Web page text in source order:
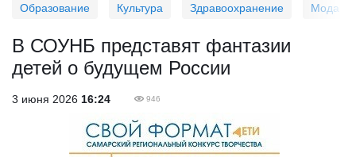
Образование Культура Здравоохранение Мода
В СОУНБ представят фантазии
детей о будущем России
3 июня 2026 16:24 946